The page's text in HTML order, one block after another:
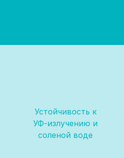
Устойчивость к
УФ-излучению и
соленой воде